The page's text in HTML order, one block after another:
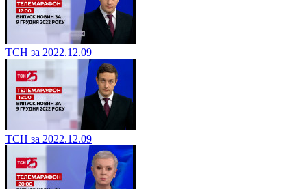
ТСН за 2022.12.09
ТСН за 2022.12.09